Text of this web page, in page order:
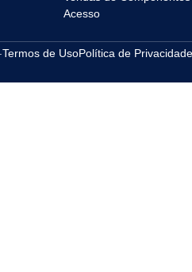
Acesso
Termos de UsoPolítica de Privacidade